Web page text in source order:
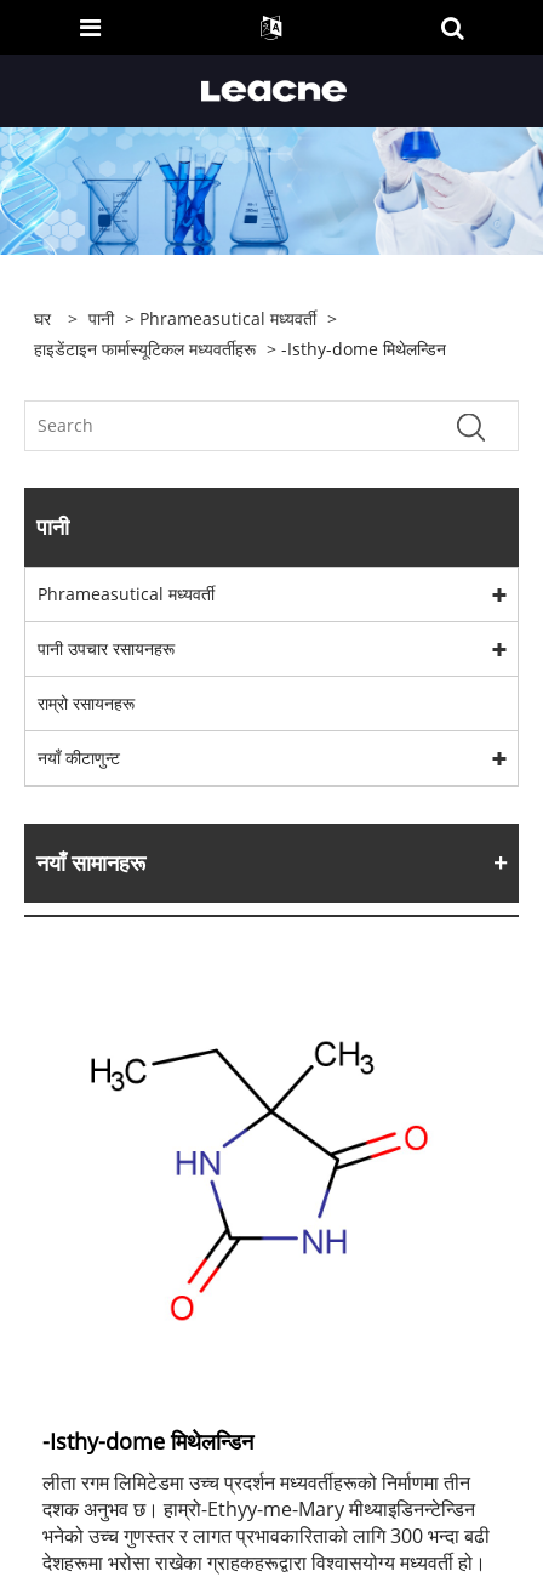
घर > पानी > Phrameasutical मध्यवर्ती >
हाइडेंटाइन फार्मास्यूटिकल मध्यवर्तीहरू > -Isthy-dome मिथेलन्डिन
पानी
Phrameasutical मध्यवर्ती
पानी उपचार रसायनहरू
राम्रो रसायनहरू
नयाँ कीटाणुन्ट
नयाँ सामानहरू
-Isthy-dome मिथेलन्डिन
लीता रगम लिमिटेडमा उच्च प्रदर्शन मध्यवर्तीहरूको निर्माणमा तीन
दशक अनुभव छ। हाम्रो-Ethyy-me-Mary मीथ्याइडिनन्टेन्डिन
भनेको उच्च गुणस्तर र लागत प्रभावकारिताको लागि 300 भन्दा बढी
देशहरूमा भरोसा राखेका ग्राहकहरूद्वारा विश्वासयोग्य मध्यवर्ती हो।